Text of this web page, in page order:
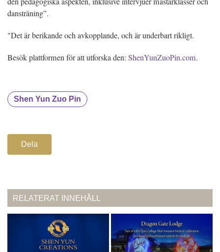
dansträning”.
"Det är berikande och avkopplande, och är underbart rikligt.
Besök plattformen för att utforska den: ShenYunZuoPin.com.
Shen Yun Zuo Pin
Dela
RELATERAT INNEHÅLL